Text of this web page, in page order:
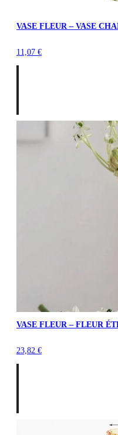
VASE FLEUR – VASE
11,07 €
VASE FLEUR – FLEUR
23,82 €